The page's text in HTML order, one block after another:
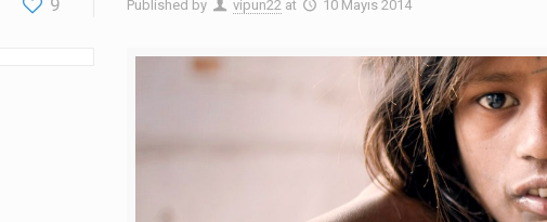
9 Published by vipun22 at 10 Mayıs 2014